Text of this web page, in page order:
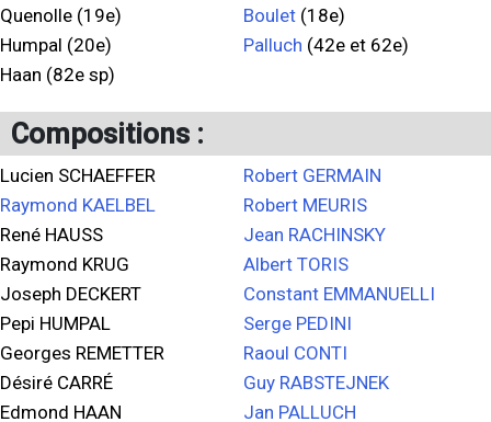
Quenolle (19e)
Humpal (20e)
Haan (82e sp)
Boulet (18e)
Palluch (42e et 62e)
Compositions :
Lucien SCHAEFFER
Raymond KAELBEL
René HAUSS
Raymond KRUG
Joseph DECKERT
Pepi HUMPAL
Georges REMETTER
Désiré CARRÉ
Edmond HAAN
Robert GERMAIN
Robert MEURIS
Jean RACHINSKY
Albert TORIS
Constant EMMANUELLI
Serge PEDINI
Raoul CONTI
Guy RABSTEJNEK
Jan PALLUCH